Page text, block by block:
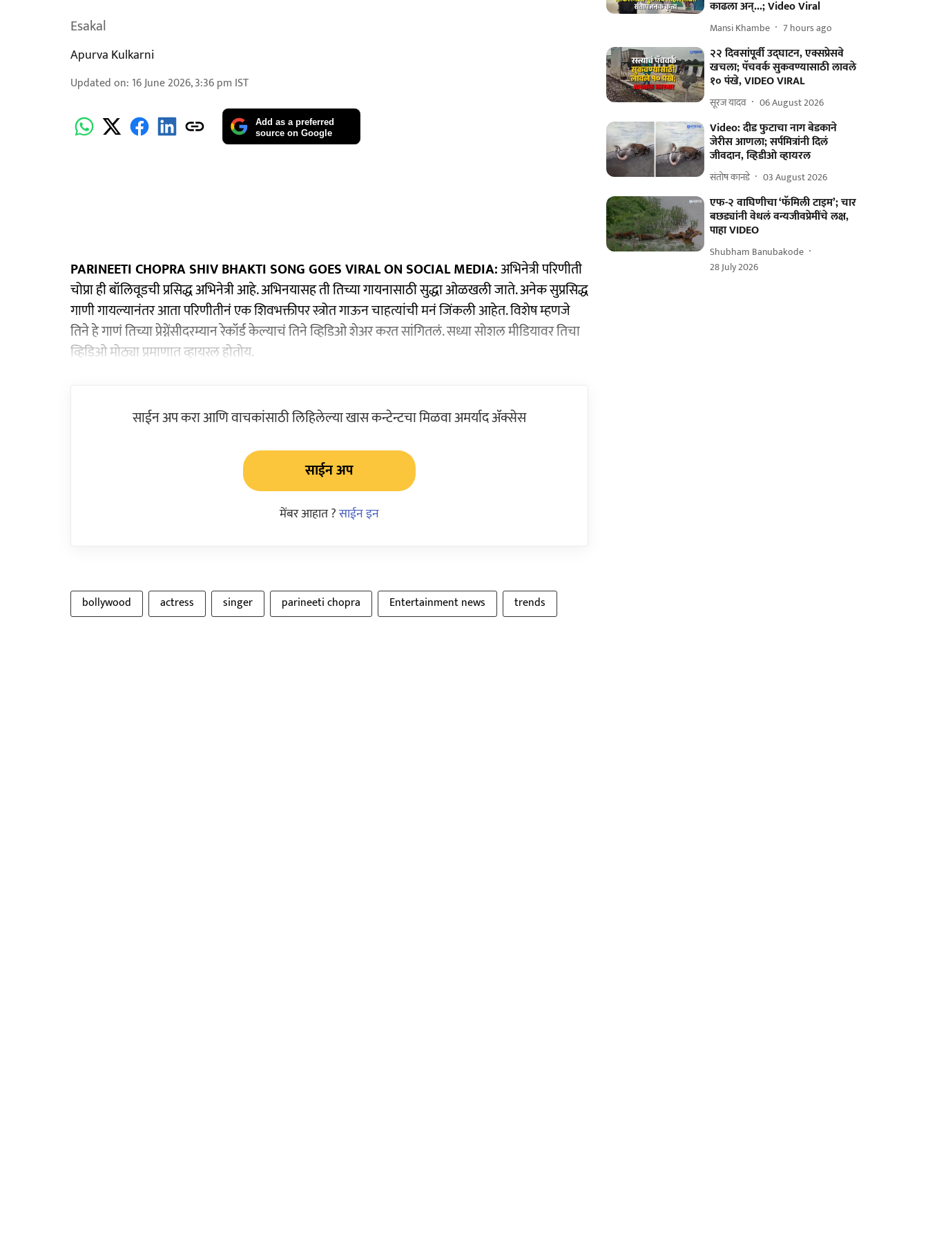
Esakal
Apurva Kulkarni
Updated on: 16 June 2026, 3:36 pm IST
Add as a preferred
source on Google
PARINEETI CHOPRA SHIV BHAKTI SONG GOES VIRAL ON SOCIAL MEDIA:अभिनेत्री परिणीती
चोप्रा ही बॉलिवूडची प्रसिद्ध अभिनेत्री आहे. अभिनयासह ती तिच्या गायनासाठी सुद्धा ओळखली जाते. अनेक सुप्रसिद्ध
गाणी गायल्यानंतर आता परिणीतीनं एक शिवभक्तीपर स्त्रोत गाऊन चाहत्यांची मनं जिंकली आहेत. विशेष म्हणजे
तिने हे गाणं तिच्या प्रेग्नेंसीदरम्यान रेकॉर्ड केल्याचं तिने व्हिडिओ शेअर करत सांगितलं. सध्या सोशल मीडियावर तिचा
व्हिडिओ मोठ्या प्रमाणात व्हायरल होतोय.
साईन अप करा आणि वाचकांसाठी लिहिलेल्या खास कन्टेन्टचा मिळवा अमर्याद ॲक्सेस
साईन अप
मेंबर आहात ?साईन इन
bollywood actress singer parineeti chopra Entertainment news trends
काढला अन्...; Video Viral
Mansi Khambe 7 hours ago
२२ दिवसांपूर्वी उद्घाटन, एक्सप्रेसवे
खचला; पॅचवर्क सुकवण्यासाठी लावले
१० पंखे, VIDEO VIRAL
सूरज यादव 06 August 2026
Video: दीड फुटाचा नाग बेडकाने
जेरीस आणला; सर्पमित्रांनी दिलं
जीवदान, व्हिडीओ व्हायरल
संतोष कानडे 03 August 2026
एफ-२ वाघिणीचा ‘फॅमिली टाइम’; चार
बछड्यांनी वेधलं वन्यजीवप्रेमींचे लक्ष,
पाहा VIDEO
Shubham Banubakode
28 July 2026